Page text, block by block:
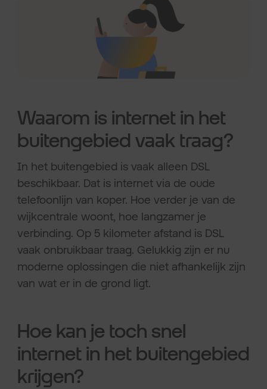
Waarom is internet in het
buitengebied vaak traag?
In het buitengebied is vaak alleen DSL
beschikbaar. Dat is internet via de oude
telefoonlijn van koper. Hoe verder je van de
wijkcentrale woont, hoe langzamer je
verbinding. Op 5 kilometer afstand is DSL
vaak onbruikbaar traag. Gelukkig zijn er nu
moderne oplossingen die niet afhankelijk zijn
van wat er in de grond ligt.
Hoe kan je toch snel
internet in het buitengebied
krijgen?